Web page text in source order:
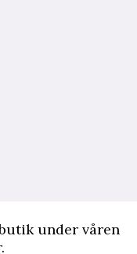
under våren